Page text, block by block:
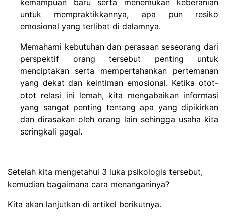
kemampuan baru serta menemukan keberanian
untuk mempraktikkannya, apa pun resiko
emosional yang terlibat di dalamnya.
Memahami kebutuhan dan perasaan seseorang dari
perspektif orang tersebut penting untuk
menciptakan serta mempertahankan pertemanan
yang dekat dan keintiman emosional. Ketika otot-
otot relasi ini lemah, kita mengabaikan informasi
yang sangat penting tentang apa yang dipikirkan
dan dirasakan oleh orang lain sehingga usaha kita
seringkali gagal.
Setelah kita mengetahui 3 luka psikologis tersebut,
kemudian bagaimana cara menanganinya?
Kita akan lanjutkan di artikel berikutnya.